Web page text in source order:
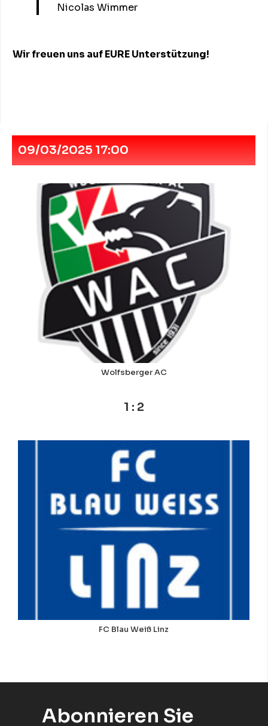
Nicolas Wimmer
Wir freuen uns auf EURE Unterstützung!
09/03/2025 17:00
Wolfsberger AC
1 : 2
FC Blau Weiß Linz
Abonnieren Sie